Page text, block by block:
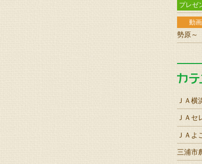
プレゼ
動画
勢原～
ＪＡ横
ＪＡセ
ＪＡよ
三浦市